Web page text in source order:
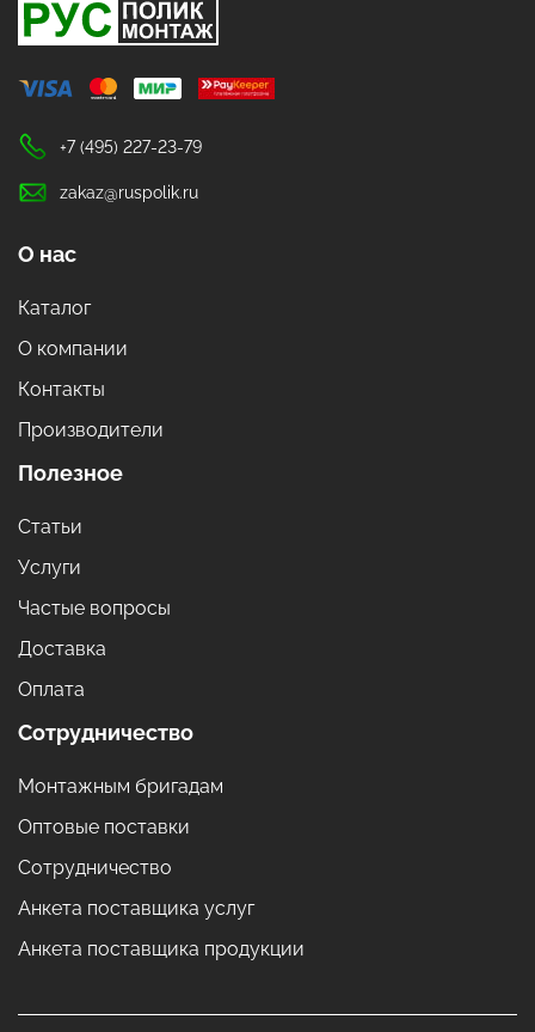
+7 (495) 227-23-79
zakaz@ruspolik.ru
О нас
Каталог
О компании
Контакты
Производители
Полезное
Статьи
Услуги
Частые вопросы
Доставка
Оплата
Сотрудничество
Монтажным бригадам
Оптовые поставки
Сотрудничество
Анкета поставщика услуг
Анкета поставщика продукции